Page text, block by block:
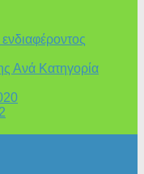
Ανά Κατηγορία